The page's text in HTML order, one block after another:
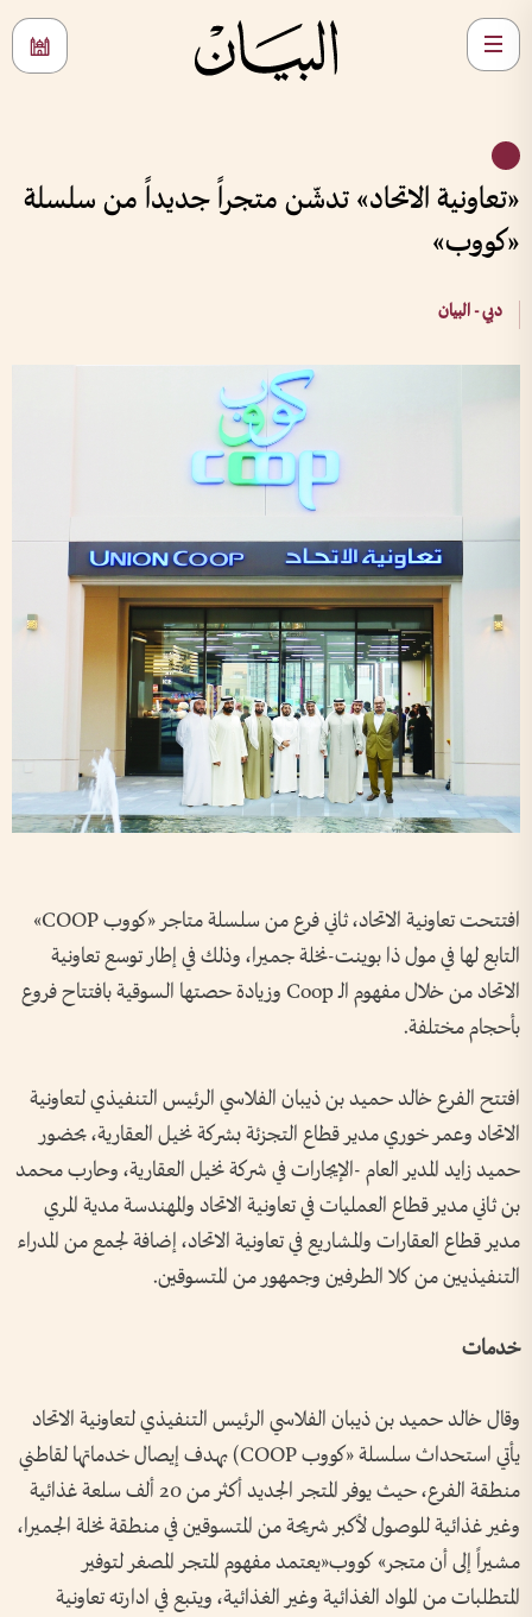
«تعاونية الاتحاد» تدشّن متجراً جديداً من سلسلة
«كووب»
دبي - البيان
افتتحت تعاونية الاتحاد، ثاني فرع من سلسلة متاجر «كووب COOP»
التابع لها في مول ذا بوينت-نخلة جميرا، وذلك في إطار توسع تعاونية
الاتحاد من خلال مفهوم الـ Coop وزيادة حصتها السوقية بافتتاح فروع
بأحجام مختلفة.
افتتح الفرع خالد حميد بن ذيبان الفلاسي الرئيس التنفيذي لتعاونية
الاتحاد وعمر خوري مدير قطاع التجزئة بشركة نخيل العقارية، بحضور
حميد زايد المدير العام -الإيجارات في شركة نخيل العقارية، وحارب محمد
بن ثاني مدير قطاع العمليات في تعاونية الاتحاد والمهندسة مدية المري
مدير قطاع العقارات والمشاريع في تعاونية الاتحاد، إضافة لجمع من المدراء
التنفيذيين من كلا الطرفين وجمهور من المتسوقين.
خدمات
وقال خالد حميد بن ذيبان الفلاسي الرئيس التنفيذي لتعاونية الاتحاد
يأتي استحداث سلسلة «كووب COOP) بهدف إيصال خدماتها لقاطني
منطقة الفرع، حيث يوفر المتجر الجديد أكثر من 20 ألف سلعة غذائية
وغير غذائية للوصول لأكبر شريحة من المتسوقين في منطقة نخلة الجميرا،
مشيراً إلى أن متجر» كووب«يعتمد مفهوم المتجر المصغر لتوفير
المتطلبات من المواد الغذائية وغير الغذائية، ويتبع في ادارته تعاونية